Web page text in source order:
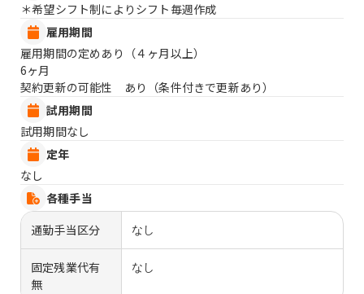
＊希望シフト制によりシフト毎週作成
雇用期間
雇用期間の定めあり（４ヶ月以上）
6ヶ月
契約更新の可能性 あり（条件付きで更新あり）
試用期間
試用期間なし
定年
なし
各種手当
通勤手当区分
なし
固定残業代有
無
なし